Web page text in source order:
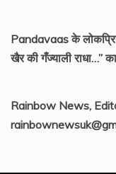
Pandavaas के लोकप्रिय
खैर की गँज्याली राधा…”
Rainbow News,